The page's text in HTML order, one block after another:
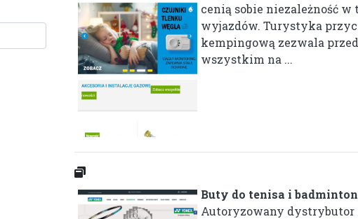
cenią sobie niezależność w
wyjazdów. Turystyka
kempingową zezwala
wszystkim na ...
Buty do tenisa i
Autoryzowany dystrybutor